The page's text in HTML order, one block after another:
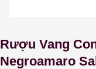
Rượu Vang
Negroamaro